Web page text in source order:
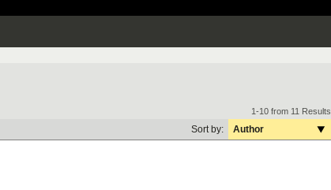
1-10 from 11 Results
Sort by: Author